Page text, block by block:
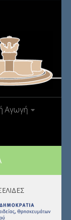
Αγωγή